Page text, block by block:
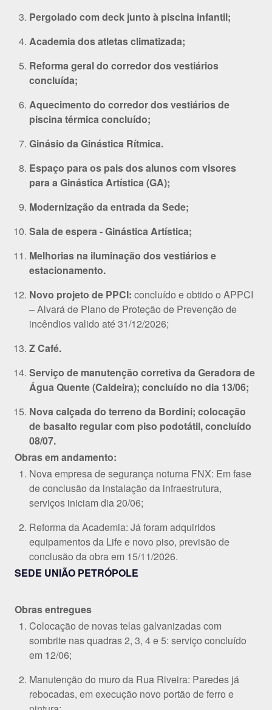
Pergolado com deck junto à piscina infantil;
Academia dos atletas climatizada;
Reforma geral do corredor dos vestiários
concluída;
Aquecimento do corredor dos vestiários de
piscina térmica concluído;
Ginásio da Ginástica Rítmica.
Espaço para os pais dos alunos com visores
para a Ginástica Artística (GA);
Modernização da entrada da Sede;
Sala de espera - Ginástica Artística;
Melhorias na iluminação dos vestiários e
estacionamento.
Novo projeto de PPCI: concluído e obtido o APPCI
– Alvará de Plano de Proteção de Prevenção de
incêndios valido até 31/12/2026;
Z Café.
Serviço de manutenção corretiva da Geradora de
Água Quente (Caldeira); concluído no dia 13/06;
Nova calçada do terreno da Bordini; colocação
de basalto regular com piso podotátil, concluído
08/07.
Obras em andamento:
Nova empresa de segurança noturna FNX: Em fase
de conclusão da instalação da infraestrutura,
serviços iniciam dia 20/06;
Reforma da Academia: Já foram adquiridos
equipamentos da Life e novo piso, previsão de
conclusão da obra em 15/11/2026.
SEDE UNIÃO PETRÓPOLE
Obras entregues
Colocação de novas telas galvanizadas com
sombrite nas quadras 2, 3, 4 e 5: serviço concluído
em 12/06;
Manutenção do muro da Rua Riveira: Paredes já
rebocadas, em execução novo portão de ferro e